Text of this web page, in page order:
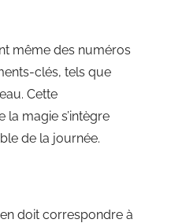
même des numéros
clés, tels que
Cette
la magie s’intègre
de la journée.
doit correspondre à